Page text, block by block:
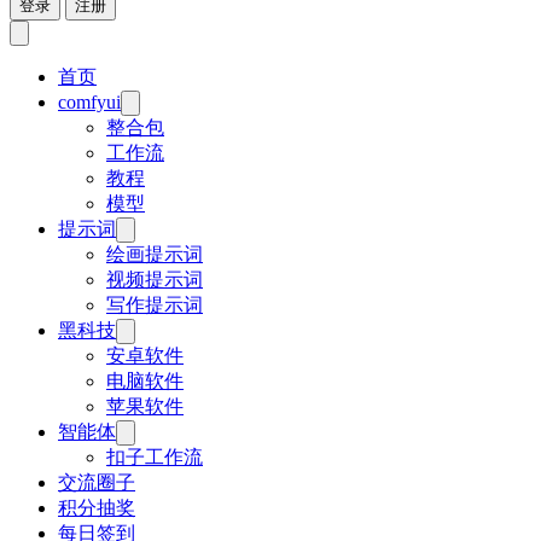
登录 注册
首页
comfyui
整合包
工作流
教程
模型
提示词
绘画提示词
视频提示词
写作提示词
黑科技
安卓软件
电脑软件
苹果软件
智能体
扣子工作流
交流圈子
积分抽奖
每日签到